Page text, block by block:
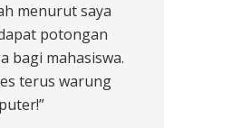
menurut saya
potongan
bagi mahasiswa.
terus warung